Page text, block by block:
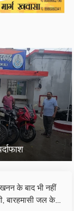
के बाद भी नहीं
बारहमासी जल के